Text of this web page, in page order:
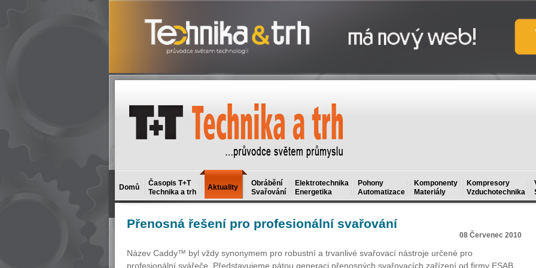
Domů
Časopis T+T
Technika a trh
Aktuality
Obrábění
Svařování
Elektrotechnika
Energetika
Pohony
Automatizace
Komponenty
Materiály
Kompresory
Vzduchotechnika
Přenosná řešení pro profesionální svařování
08 Červenec 2010
Název Caddy™ byl vždy synonymem pro robustní a trvanlivé svařovací nástroje určené pro
profesionální svářeče. Představujeme pátou generaci přenosných svařovacích zařízení od firmy ESAB.